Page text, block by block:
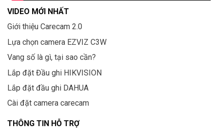
VIDEO MỚI NHẤT
Giới thiệu Carecam 2.0
Lựa chọn camera EZVIZ C3W
Vang số là gì, tại sao cần?
Lắp đặt Đầu ghi HIKVISION
Lắp đặt đầu ghi DAHUA
Cài đặt camera carecam
THÔNG TIN HỖ TRỢ